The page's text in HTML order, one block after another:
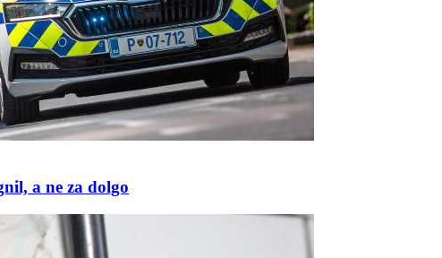
a ne za dolgo